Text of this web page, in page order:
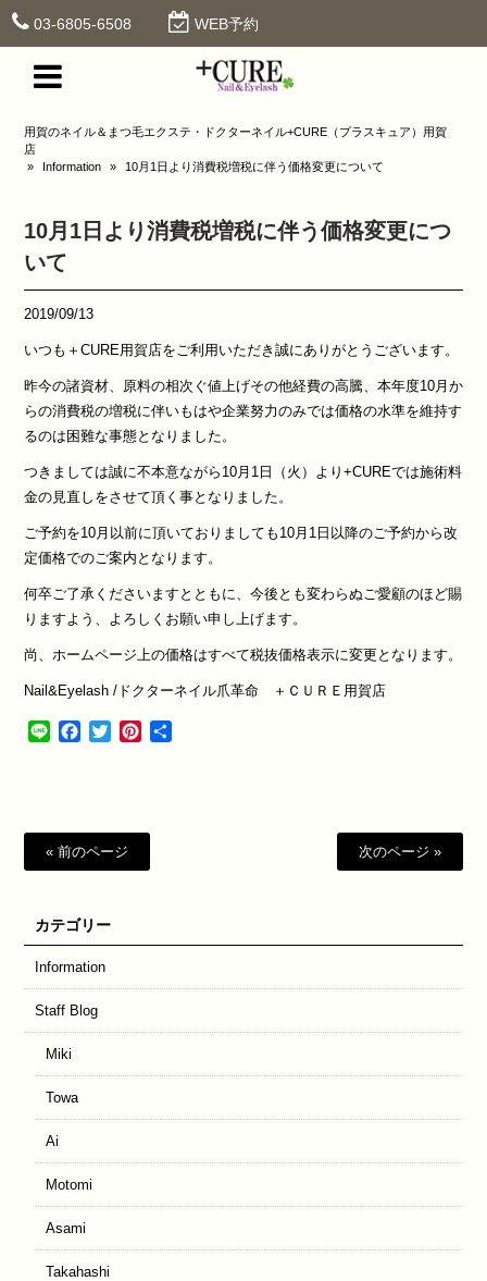
03-6805-6508 WEB予約
用賀のネイル＆まつ毛エクステ・ドクターネイル+CURE（プラスキュア）用賀
店
»
Information » 10月1日より消費税増税に伴う価格変更について
10月1日より消費税増税に伴う価格変更につ
いて
2019/09/13
いつも＋CURE用賀店をご利用いただき誠にありがとうございます。
昨今の諸資材、原料の相次ぐ値上げその他経費の高騰、本年度10月か
らの消費税の増税に伴いもはや企業努力のみでは価格の水準を維持す
るのは困難な事態となりました。
つきましては誠に不本意ながら10月1日（火）より+CUREでは施術料
金の見直しをさせて頂く事となりました。
ご予約を10月以前に頂いておりましても10月1日以降のご予約から改
定価格でのご案内となります。
何卒ご了承くださいますとともに、今後とも変わらぬご愛顧のほど賜
りますよう、よろしくお願い申し上げます。
尚、ホームページ上の価格はすべて税抜価格表示に変更となります。
Nail&Eyelash /ドクターネイル爪革命 ＋ＣＵＲＥ用賀店
Line Facebook
TwitterPinterest
« 前のページ 次のページ »
カテゴリー
Information
Staff Blog
Miki
Towa
Ai
Motomi
Asami
Takahashi